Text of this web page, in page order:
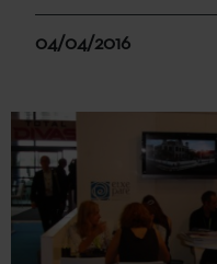
04/04/2016